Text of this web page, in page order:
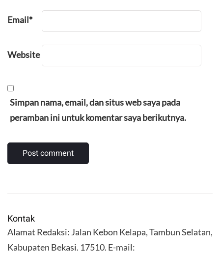
Email*
Website
Simpan nama, email, dan situs web saya pada
peramban ini untuk komentar saya berikutnya.
Kontak
Alamat Redaksi: Jalan Kebon Kelapa, Tambun Selatan,
Kabupaten Bekasi. 17510. E-mail: